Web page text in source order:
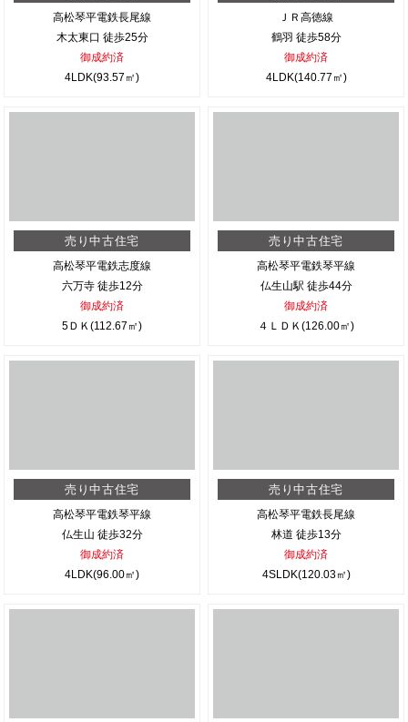
高松琴平電鉄長尾線
木太東口 徒歩25分
御成約済
4LDK(93.57㎡)
ＪＲ高徳線
鶴羽 徒歩58分
御成約済
4LDK(140.77㎡)
売り中古住宅
高松琴平電鉄志度線
六万寺 徒歩12分
御成約済
5ＤＫ(112.67㎡)
売り中古住宅
高松琴平電鉄琴平線
仏生山駅 徒歩44分
御成約済
４ＬＤＫ(126.00㎡)
売り中古住宅
高松琴平電鉄琴平線
仏生山 徒歩32分
御成約済
4LDK(96.00㎡)
売り中古住宅
高松琴平電鉄長尾線
林道 徒歩13分
御成約済
4SLDK(120.03㎡)